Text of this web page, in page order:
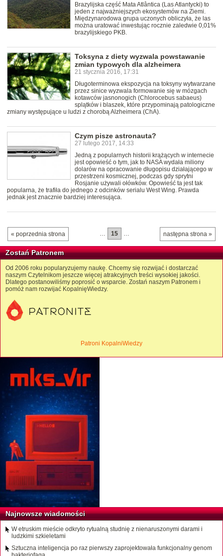
Brazylijska część Mata Atlântica (Las Atlantycki) to
jeden z najważniejszych ekosystemów na Ziemi.
Międzynarodowa grupa uczonych obliczyła, że las
można uratować inwestując rocznie zaledwie 0,01%
brazylijskiego PKB.
Toksyna z diety wyzwala powstawanie
zmian typowych dla alzheimera
21 stycznia 2016, 17:31
Długoterminowa ekspozycja na toksyny wytwarzane
przez sinice wyzwala formowanie się w mózgach
kotawców jasnonogich (Chlorocebus sabaeus)
splątków i blaszek, które przypominają patologiczne
zmiany występujące u ludzi z chorobą Alzheimera (ChA).
Czym pisze astronauta?
27 lutego 2017, 14:33
Jedną z popularnych historii krążących w internecie
jest opowieść o tym, jak to NASA wydała miliony
dolarów na opracowanie długopisu działającego w
przestrzeni kosmicznej, podczas gdy sprytni
Rosjanie używali ołówków. Opowieść ta jest tak
popularna, że trafiła do jednego z odcinków serialu West Wing. Prawda
jednak jest znacznie bardziej interesująca.
« poprzednia strona następna strona »
15
Zostań Patronem
Od 2006 roku popularyzujemy naukę. Chcemy się rozwijać i dostarczać
naszym Czytelnikom jeszcze więcej atrakcyjnych treści wysokiej jakości.
Dlatego postanowiliśmy poprosić o wsparcie. Zostań naszym Patronem i
pomóż nam rozwijać KopalnięWiedzy.
Patroni KopalniWiedzy
Najnowsze wiadomości
W etruskim mieście odkryto rytualną studnię z nienaruszonymi darami i
ludzkimi szkieletami
Sztuczna inteligencja po raz pierwszy zaprojektowała funkcjonalny genom